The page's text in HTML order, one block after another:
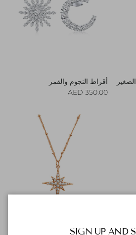
أقراط النجوم والقمر
Regular price
350.00 AED
SIGN UP AND